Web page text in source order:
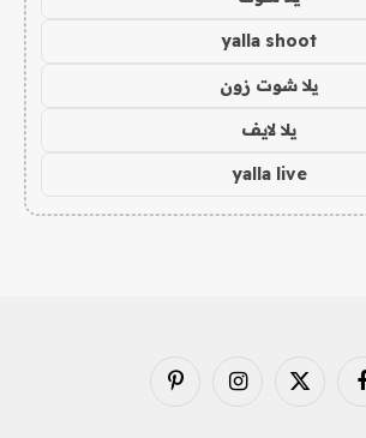
yalla shoot
يلا شوت زون
يلا لايف
yalla live
فيسبوك X
الانستغرامبينتيريست